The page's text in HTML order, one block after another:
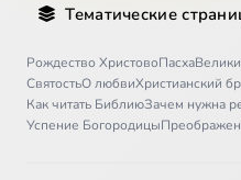
Тематические
Рождество ХристовоПасха
СвятостьО любвиХристианский
Как читать БиблиюЗачем нужна
Успение Богородицы